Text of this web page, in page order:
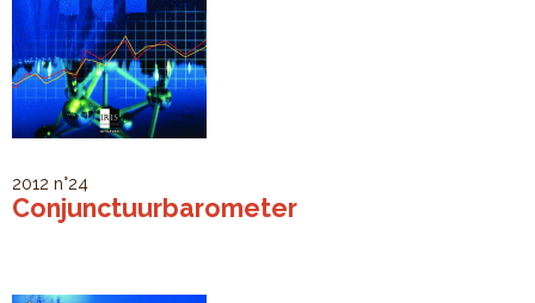
2012 n°24
Conjunctuurbarometer